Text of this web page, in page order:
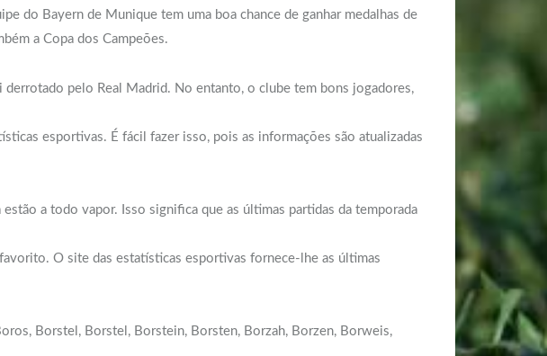
do Bayern de Munique tem uma boa chance de ganhar medalhas de
a Copa dos Campeões.
pelo Real Madrid. No entanto, o clube tem bons jogadores,
esportivas. É fácil fazer isso, pois as informações são atualizadas
a todo vapor. Isso significa que as últimas partidas da temporada
O site das estatísticas esportivas fornece-lhe as últimas
Borstel, Borstel, Borstein, Borsten, Borzah, Borzen, Borweis,